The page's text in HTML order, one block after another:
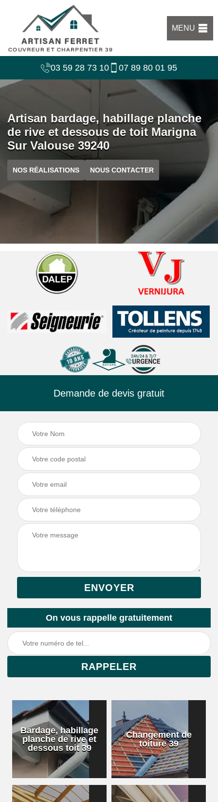
MENU
03 59 28 73 10 07 89 80 01 95
Artisan bardage, habillage planche
de rive et dessous de toit Marigna
Sur Valouse 39240
NOS RÉALISATIONS NOUS CONTACTER
Demande de devis gratuit
On vous rappelle gratuitement
Bardage, habillage
planche de rive et
dessous toit 39
Changement de
toiture 39